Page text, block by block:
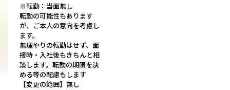
※転勤：当面無し
転勤の可能性もあります
が、ご本人の意向を考慮し
ます。
無理やりの転勤はせず、面
接時・入社後もきちんと相
談します。転勤の期限を決
める等の配慮もします
【変更の範囲】無し